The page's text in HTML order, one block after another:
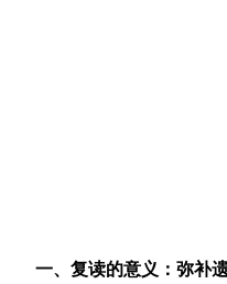
一、复读的意义：弥补